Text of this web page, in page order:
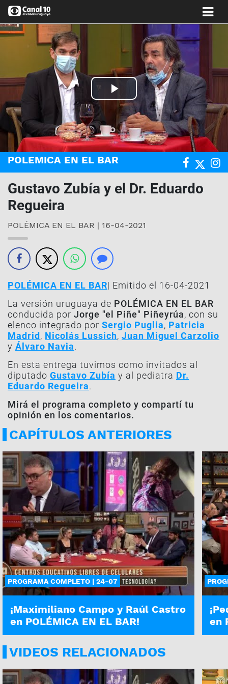
Play
Video
POLEMICA EN EL BAR
Gustavo Zubía y el Dr. Eduardo
Regueira
POLÉMICA EN EL BAR | 16-04-2021
POLÉMICA EN EL BAR| Emitido el 16-04-2021
La versión uruguaya de POLÉMICA EN EL BAR
conducida por Jorge "el Piñe" Piñeyrúa, con su
elenco integrado por Sergio Puglia, Patricia
Madrid , Nicolás Lussich, Juan Miguel Carzolio
y Álvaro Navia.
En esta entrega tuvimos como invitados al
diputado Gustavo Zubía y al pediatra Dr.
Eduardo Regueira.
Mirá el programa completo y compartí tu
opinión en los comentarios.
CAPÍTULOS ANTERIORES
PROGRAMA COMPLETO | 24-07
¡Maximiliano Campo y Raúl Castro
en POLÉMICA EN EL BAR!
en
VIDEOS RELACIONADOS